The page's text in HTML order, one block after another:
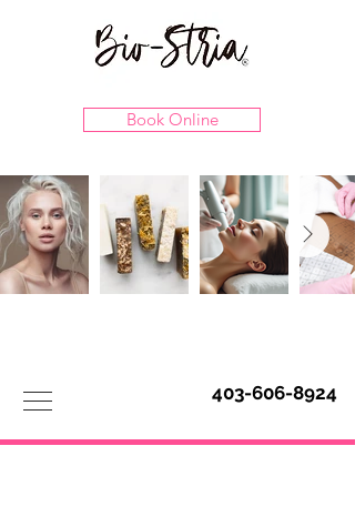
Book Online
403-606-8924